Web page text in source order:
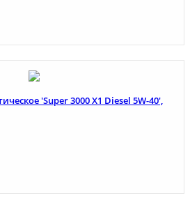
'Super 3000 X1 Diesel 5W-40',